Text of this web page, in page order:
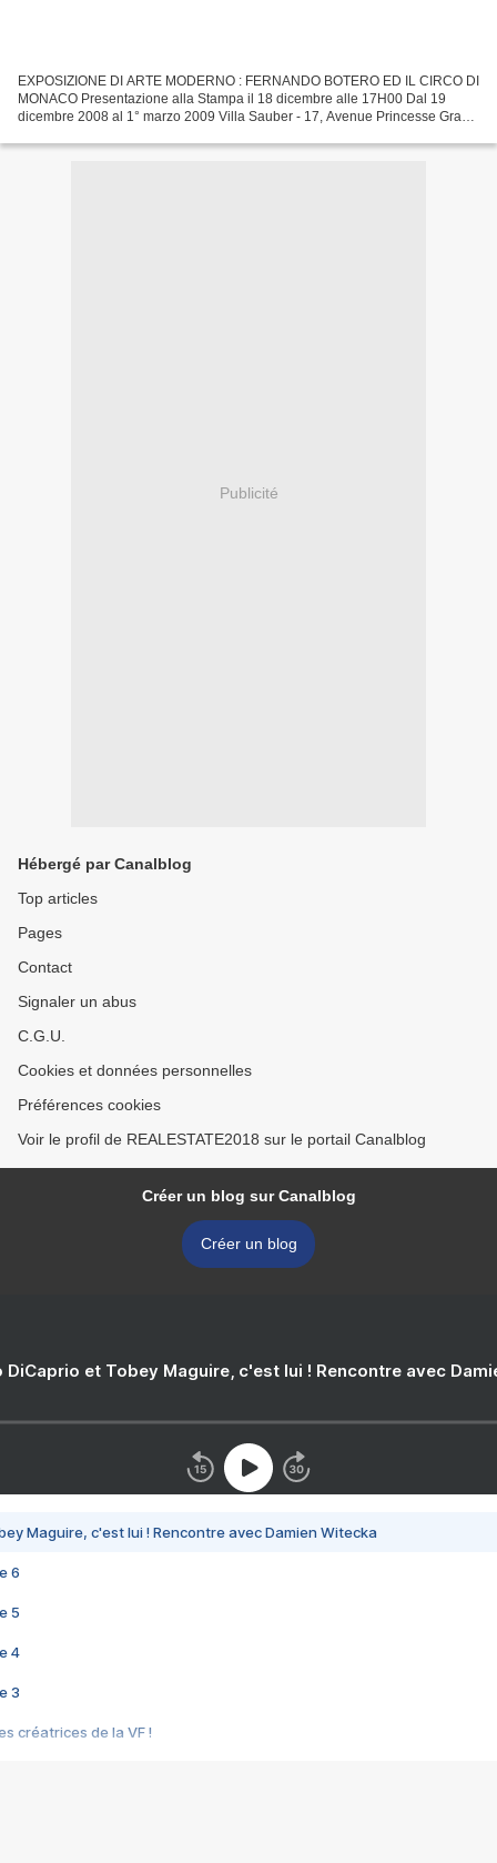
EXPOSIZIONE DI ARTE MODERNO : FERNANDO BOTERO ED IL CIRCO DI
MONACO Presentazione alla Stampa il 18 dicembre alle 17H00 Dal 19
dicembre 2008 al 1° marzo 2009 Villa Sauber - 17, Avenue Princesse Grace
Publicité
Hébergé par Canalblog
Top articles
Pages
Contact
Signaler un abus
C.G.U.
Cookies et données personnelles
Préférences cookies
Voir le profil de REALESTATE2018 sur le portail Canalblog
Créer un blog sur Canalblog
Créer un blog
DiCaprio et Tobey Maguire, c'est lui ! Rencontre avec
Maguire, c'est lui ! Rencontre avec Damien Witecka
6
5
4
3
créatrices de la VF !